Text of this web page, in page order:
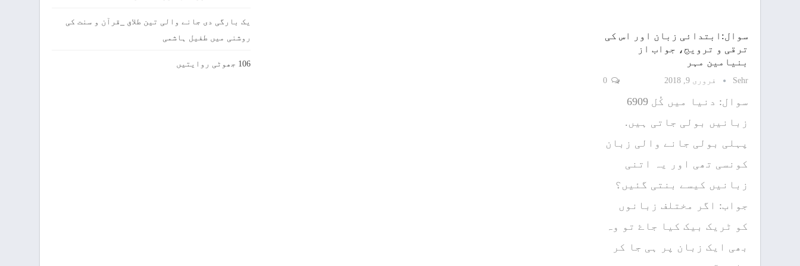
سوال:ابتدائی زبان اور اس کی
ترقی و ترویج، جواب از
بنیامین مہر
Sehr فروری 9, 2018
سوال: دنیا میں کُل 6909
زبانیں بولی جاتی ہیں.
پہلی بولی جانے والی زبان
کونسی تھی اور یہ اتنی
زبانیں کیسے بنتی گئیں؟
جواب: اگر مختلف زبانوں
کو ٹریک بیک کیا جاۓ تو وہ
بھی ایک زبان پر ہی جا کر
یک بارگی دی جانے والی تین طلاق _قرآن و سنت کی
روشنی میں طفیل ہاشمی
106 جھوٹی روایتیں